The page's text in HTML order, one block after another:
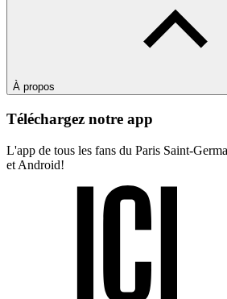
À propos
Téléchargez notre app
L'app de tous les fans du Paris Saint-
et Android!